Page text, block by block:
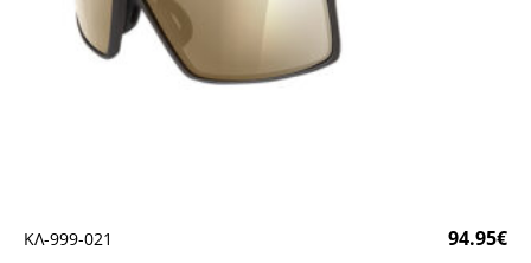
ΚΛ-999-021 94.95€